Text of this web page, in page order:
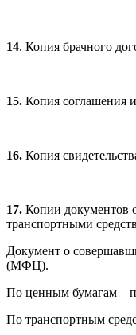
14. Копия брачного
15. Копия соглашения
16. Копия
17. Копии документов
транспортными
Документ о
(МФЦ).
По ценным бумагам –
По транспортным